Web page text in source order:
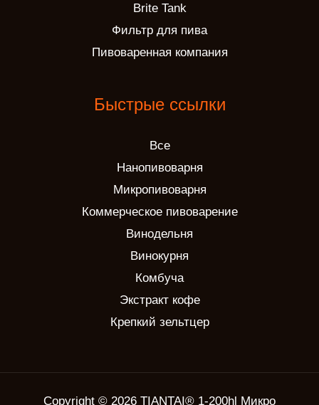
Brite Tank
Фильтр для пива
Пивоваренная компания
Быстрые ссылки
Все
Нанопивоварня
Микропивоварня
Коммерческое пивоварение
Винодельня
Винокурня
Комбуча
Экстракт кофе
Крепкий зельтцер
Copyright © 2026 TIANTAI® 1-200hl Микро